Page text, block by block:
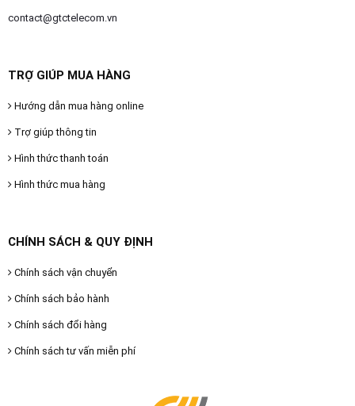
contact@gtctelecom.vn
TRỢ GIÚP MUA HÀNG
Hướng dẫn mua hàng online
Trợ giúp thông tin
Hình thức thanh toán
Hình thức mua hàng
CHÍNH SÁCH & QUY ĐỊNH
Chính sách vận chuyển
Chính sách bảo hành
Chính sách đổi hàng
Chính sách tư vấn miễn phí